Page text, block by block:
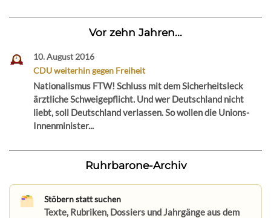
Vor zehn Jahren...
10. August 2016
CDU weiterhin gegen Freiheit
Nationalismus FTW! Schluss mit dem Sicherheitsleck
ärztliche Schweigepflicht. Und wer Deutschland nicht
liebt, soll Deutschland verlassen. So wollen die Unions-
Innenminister...
Ruhrbarone-Archiv
Stöbern statt suchen
Texte, Rubriken, Dossiers und Jahrgänge aus dem